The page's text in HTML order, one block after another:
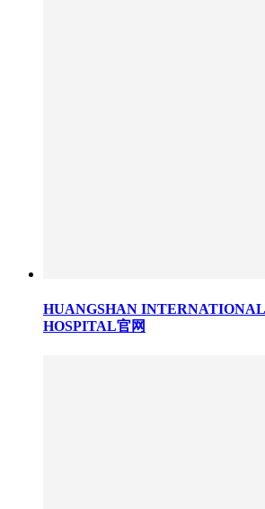
HUANGSHAN
HOSPITAL官网